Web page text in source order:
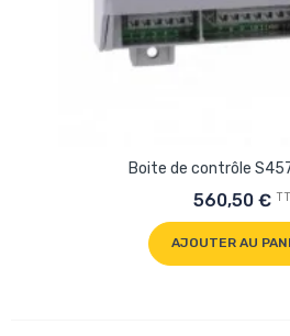
Boite de contrôle
560,50 €
AJOUTER AU